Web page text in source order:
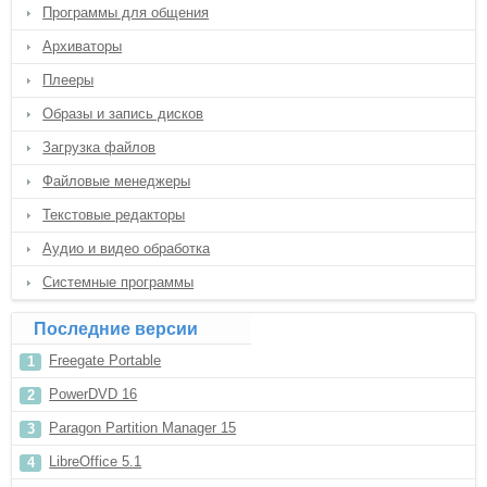
Программы для общения
Архиваторы
Плееры
Образы и запись дисков
Загрузка файлов
Файловые менеджеры
Текстовые редакторы
Аудио и видео обработка
Системные программы
Последние версии
Freegate Portable
PowerDVD 16
Paragon Partition Manager 15
LibreOffice 5.1